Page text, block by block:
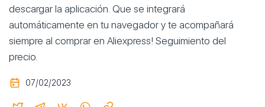
descargar la aplicación. Que se integrará
automáticamente en tu navegador y te acompañará
siempre al comprar en Aliexpress! Seguimiento del
precio.
07/02/2023